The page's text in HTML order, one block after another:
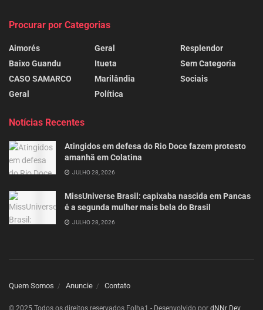
Procurar por Categorias
Aimorés
Baixo Guandu
CASO SAMARCO
Geral
Geral
Itueta
Marilândia
Política
Resplendor
Sem Categoria
Sociais
Notícias Recentes
Atingidos em defesa do Rio Doce fazem protesto
amanhã em Colatina
JULHO 28, 2026
MissUniverse Brasil: capixaba nascida em Pancas
é a segunda mulher mais bela do Brasil
JULHO 28, 2026
Quem Somos Anuncie Contato